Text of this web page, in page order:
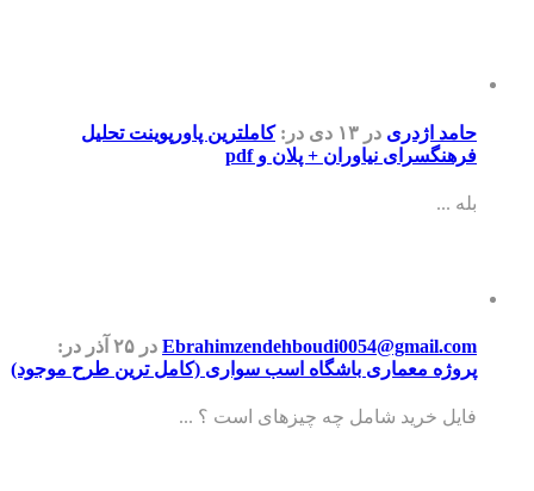
حامد اژدری در ۱۳ دی در:کاملترین پاورپوینت تحلیل
فرهنگسرای نیاوران + پلان و pdf
بله ...
Ebrahimzendehboudi0054@gmail.com در ۲۵ آذر
در:
پروژه معماری باشگاه اسب سواری (کامل ترین طرح موجود)
فایل خرید شامل چه چیزهای است ؟ ...